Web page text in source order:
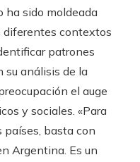
ha sido moldeada
diferentes contextos
patrones
su análisis de la
el auge
y sociales. «Para
países, basta con
Argentina. Es un